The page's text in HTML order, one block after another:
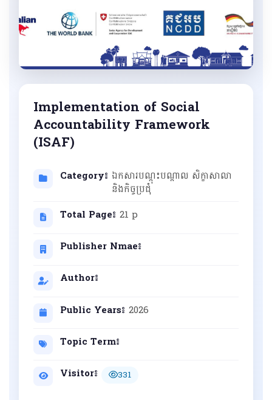
Implementation of Social
Accountability Framework
(ISAF)
Category៖ ឯកសារបណ្ដុះបណ្ដាល សិក្ខាសាលា
និងកិច្ចប្រជុំ
Total Page៖ 21 p
Publisher Nmae៖
Author៖
Public Years៖ 2026
Topic Term៖
Visitor៖
331